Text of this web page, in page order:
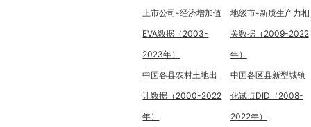
上市公司-经济增加值
EVA数据（2003-
2023年）
地级市-新质生产力相
关数据（2009-2022
年）
中国各县农村土地出
让数据（2000-2022
年）
中国各区县新型城镇
化试点DID（2008-
2022年）